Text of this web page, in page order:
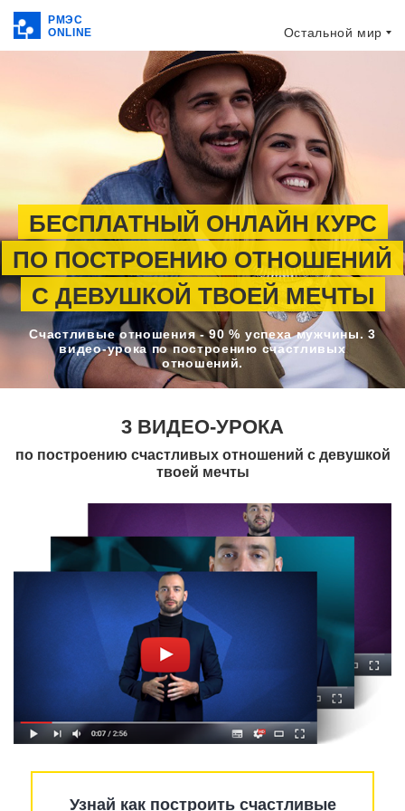
РМЭС
ONLINE
Остальной мир
БЕСПЛАТНЫЙ ОНЛАЙН КУРС
ПО ПОСТРОЕНИЮ ОТНОШЕНИЙ
С ДЕВУШКОЙ ТВОЕЙ МЕЧТЫ
Счастливые отношения - 90 % успеха мужчины. 3
видео-урока по построению счастливых
отношений.
Узнай как построить счастливые
3 ВИДЕО-УРОКА
по построению счастливых отношений с девушкой
твоей мечты